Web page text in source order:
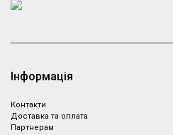
Інформація
Контакти
Доставка та оплата
Партнeрам